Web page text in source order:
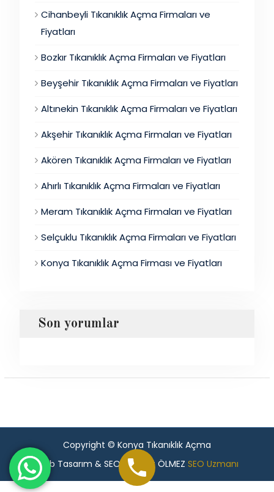
Cihanbeyli Tıkanıklık Açma Firmaları ve
Fiyatları
Bozkır Tıkanıklık Açma Firmaları ve Fiyatları
Beyşehir Tıkanıklık Açma Firmaları ve Fiyatları
Altınekin Tıkanıklık Açma Firmaları ve Fiyatları
Akşehir Tıkanıklık Açma Firmaları ve Fiyatları
Akören Tıkanıklık Açma Firmaları ve Fiyatları
Ahırlı Tıkanıklık Açma Firmaları ve Fiyatları
Meram Tıkanıklık Açma Firmaları ve Fiyatları
Selçuklu Tıkanıklık Açma Firmaları ve Fiyatları
Konya Tıkanıklık Açma Firması ve Fiyatları
Son yorumlar
Copyright © Konya Tıkanıklık Açma
Web Tasarım & SEO - Murat ÖLMEZ SEO Uzmanı